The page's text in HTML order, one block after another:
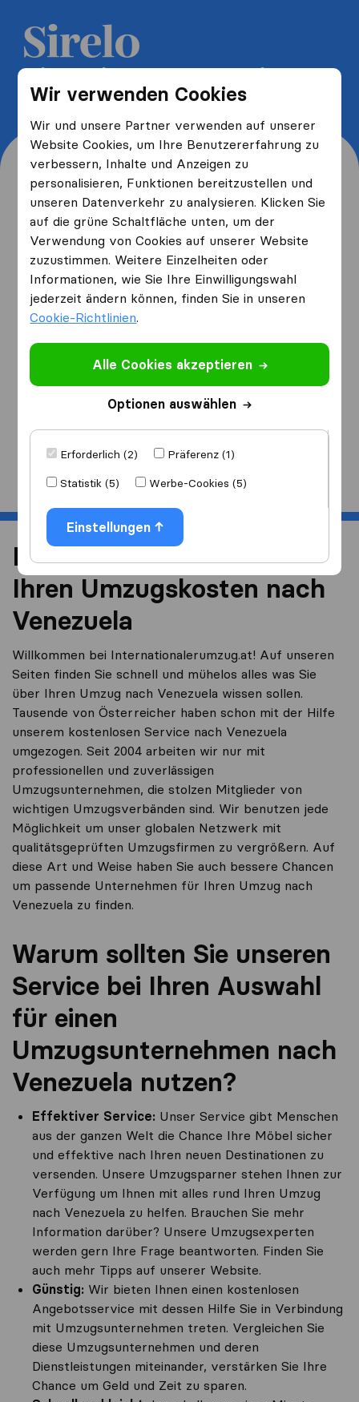
Wir verwenden Cookies
Wir und unsere Partner verwenden auf unserer
Website Cookies, um Ihre Benutzererfahrung zu
verbessern, Inhalte und Anzeigen zu
personalisieren, Funktionen bereitzustellen und
unseren Datenverkehr zu analysieren. Klicken Sie
auf die grüne Schaltfläche unten, um der
Verwendung von Cookies auf unserer Website
zuzustimmen. Weitere Einzelheiten oder
Informationen, wie Sie Ihre Einwilligungswahl
jederzeit ändern können, finden Sie in unseren
Cookie-Richtlinien.
Alle Cookies akzeptieren
Optionen auswählen
Erforderlich (2)
Präferenz (1)
Statistik (5)
Werbe-Cookies (5)
Einstellungen
5 kostenlose Umzugsangebote
erhalten und bis zu 40% sparen
Wo wohnen Sie jetzt und
wo ziehen Sie hin?
Ich ziehevon
Ich ziehenach
Start
Reduzieren Sie 40% von
Ihren Umzugskosten nach
Venezuela
Willkommen bei Internationalerumzug.at! Auf unseren
Seiten finden Sie schnell und mühelos alles was Sie
über Ihren Umzug nach Venezuela wissen sollen.
Tausende von Österreicher haben schon mit der Hilfe
unserem kostenlosen Service nach Venezuela
umgezogen. Seit 2004 arbeiten wir nur mit
professionellen und zuverlässigen
Umzugsunternehmen, die stolzen Mitglieder von
wichtigen Umzugsverbänden sind. Wir benutzen jede
Möglichkeit um unser globalen Netzwerk mit
qualitätsgeprüften Umzugsfirmen zu vergrößern. Auf
diese Art und Weise haben Sie auch bessere Chancen
um passende Unternehmen für Ihren Umzug nach
Venezuela zu finden.
Warum sollten Sie unseren
Service bei Ihren Auswahl
für einen
Umzugsunternehmen nach
Venezuela nutzen?
Effektiver Service: Unser Service gibt Menschen
aus der ganzen Welt die Chance Ihre Möbel sicher
und effektive nach Ihren neuen Destinationen zu
versenden. Unsere Umzugsparner stehen Ihnen zur
Verfügung um Ihnen mit alles rund Ihren Umzug
nach Venezuela zu helfen. Brauchen Sie mehr
Information darüber? Unsere Umzugsexperten
werden gern Ihre Frage beantworten. Finden Sie
auch mehr Tipps auf unserer Website.
Günstig: Wir bieten Ihnen einen kostenlosen
Angebotsservice mit dessen Hilfe Sie in Verbindung
mit Umzugsunternehmen treten. Vergleichen Sie
diese Umzugsunternehmen und deren
Dienstleistungen miteinander, verstärken Sie Ihre
Chance um Geld und Zeit zu sparen.